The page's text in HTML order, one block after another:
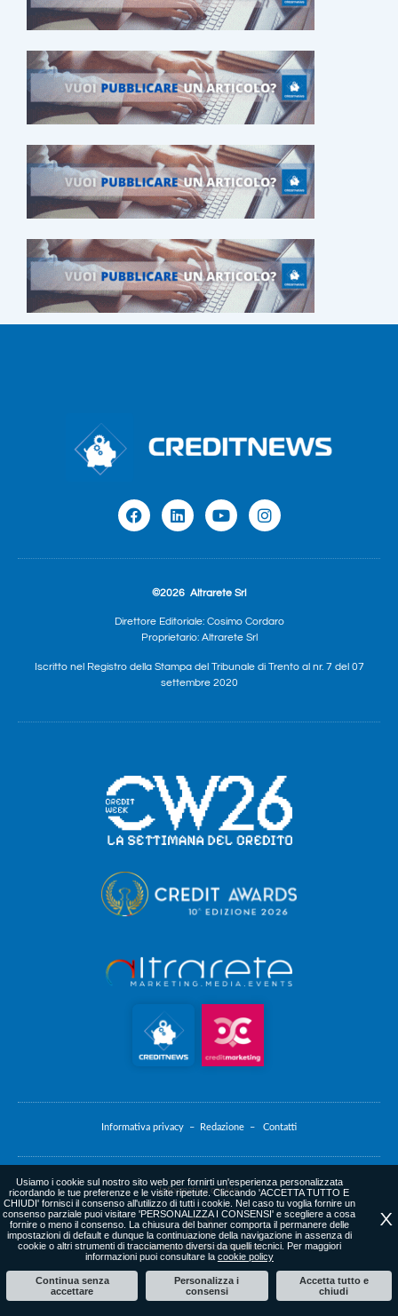
©2026 Altrarete Srl
Direttore Editoriale: Cosimo Cordaro
Proprietario: Altrarete Srl
Iscritto nel Registro della Stampa del Tribunale di Trento al nr. 7 del 07
settembre 2020
Informativa privacy – Redazione – Contatti
Informativa cookie
web agency: altrarete.com
X
Usiamo i cookie sul nostro sito web per fornirti un'esperienza personalizzata
ricordando le tue preferenze e le visite ripetute. Cliccando 'ACCETTA TUTTO E
CHIUDI' fornisci il consenso all'utilizzo di tutti i cookie. Nel caso tu voglia fornire un
consenso parziale puoi visitare 'PERSONALIZZA I CONSENSI' e scegliere a cosa
fornire o meno il consenso. La chiusura del banner comporta il permanere delle
impostazioni di default e dunque la continuazione della navigazione in assenza di
cookie o altri strumenti di tracciamento diversi da quelli tecnici. Per maggiori
informazioni puoi consultare la cookie policy
Continua senza
accettare
Personalizza i
consensi
Accetta tutto e
chiudi